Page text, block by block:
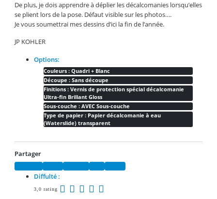
De plus, je dois apprendre à déplier les décalcomanies lorsqu’elles
se plient lors de la pose. Défaut visible sur les photos….
Je vous soumettrai mes dessins d’ici la fin de l’année.
JP KOHLER
Options:
Couleurs : Quadri + Blanc
Découpe : Sans découpe
Finitions : Vernis de protection spécial décalcomanie
Ultra-fin Brillant Gloss
Sous-couche : AVEC Sous-couche
Type de papier : Papier décalcomanie à eau
(Waterslide) transparent
Partager
FacebookTwitterPinterestEmailTumblr
Diffulté :
3,0 rating